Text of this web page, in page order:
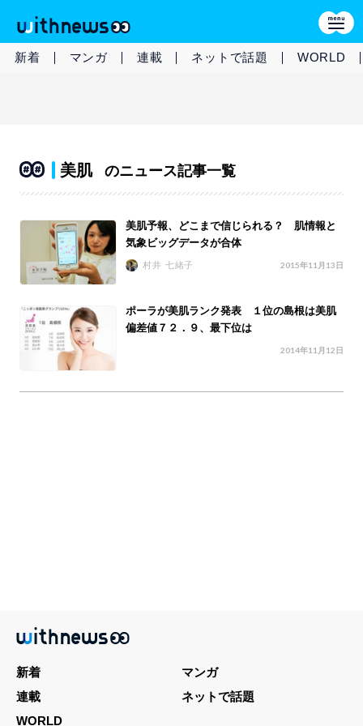
新着 マンガ 連載 ネットで話題 WORLD
美肌 のニュース記事一覧
美肌予報、どこまで信じられる？ 肌情報と
気象ビッグデータが合体
村井 七緒子 2015年11月13日
ポーラが美肌ランク発表 １位の島根は美肌
偏差値７２．９、最下位は
2014年11月12日
新着
マンガ
連載
ネットで話題
WORLD